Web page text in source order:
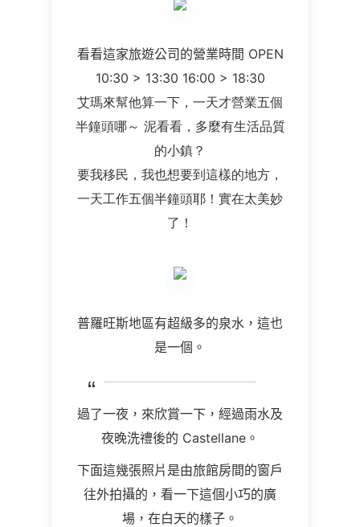
看看這家旅遊公司的營業時間 OPEN
10:30 > 13:30 16:00 > 18:30
艾瑪來幫他算一下，一天才營業五個
半鐘頭哪～ 泥看看，多麼有生活品質
的小鎮？
要我移民，我也想要到這樣的地方，
一天工作五個半鐘頭耶！實在太美妙
了！
普羅旺斯地區有超級多的泉水，這也
是一個。
過了一夜，來欣賞一下，經過雨水及
夜晚洗禮後的 Castellane 。
下面這幾張照片是由旅館房間的窗戶
往外拍攝的，看一下這個小巧的廣
場，在白天的樣子。